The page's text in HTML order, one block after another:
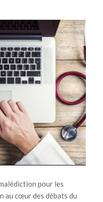
pour les
au cœur des débats du